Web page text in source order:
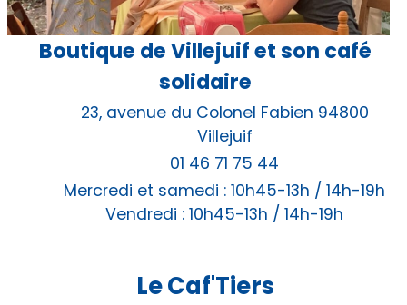
Boutique de Villejuif et son café
solidaire
23, avenue du Colonel Fabien 94800
Villejuif
01 46 71 75 44
Mercredi et samedi : 10h45-13h / 14h-19h
Vendredi : 10h45-13h / 14h-19h
Le Caf'Tiers